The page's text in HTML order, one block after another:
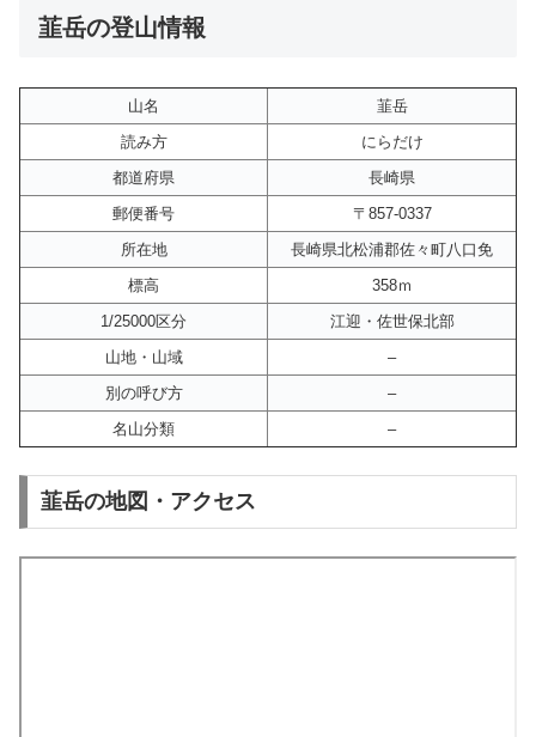
韮岳の登山情報
山名
韮岳
読み方
にらだけ
都道府県
長崎県
郵便番号
〒857-0337
所在地
長崎県北松浦郡佐々町八口免
標高
358ｍ
1/25000区分
江迎・佐世保北部
山地・山域
–
別の呼び方
–
名山分類
–
韮岳の地図・アクセス